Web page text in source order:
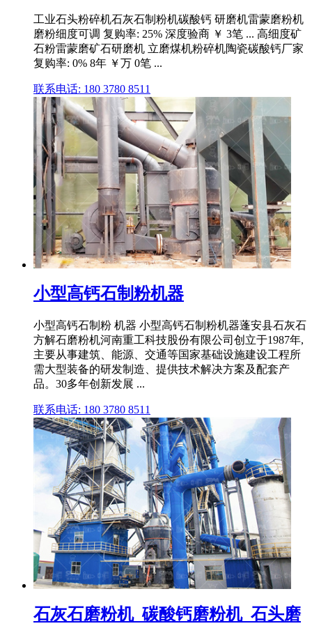
工业石头粉碎机石灰石制粉机碳酸钙 研磨机雷蒙磨粉机
磨粉细度可调 复购率: 25% 深度验商 ￥ 3笔 ... 高细度矿
石粉雷蒙磨矿石研磨机 立磨煤机粉碎机陶瓷碳酸钙厂家
复购率: 0% 8年 ￥万 0笔 ...
联系电话: 180 3780 8511
小型高钙石制粉机器
小型高钙石制粉 机器 小型高钙石制粉机器蓬安县石灰石
方解石磨粉机河南重工科技股份有限公司创立于1987年,
主要从事建筑、能源、交通等国家基础设施建设工程所
需大型装备的研发制造、提供技术解决方案及配套产
品。30多年创新发展 ...
联系电话: 180 3780 8511
石灰石磨粉机_碳酸钙磨粉机_石头磨